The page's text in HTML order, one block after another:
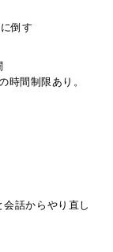
倒す
時間制限あり。
会話からやり直し